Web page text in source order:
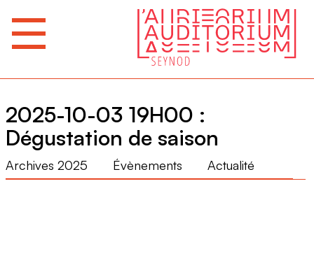
2025-10-03 19H00 :
Dégustation de saison
Archives 2025 Évènements Actualité